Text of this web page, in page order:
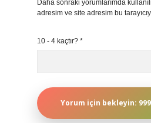
Daha sonraki yorumlarımda
adresim ve site adresim bu
10 - 4 kaçtır? *